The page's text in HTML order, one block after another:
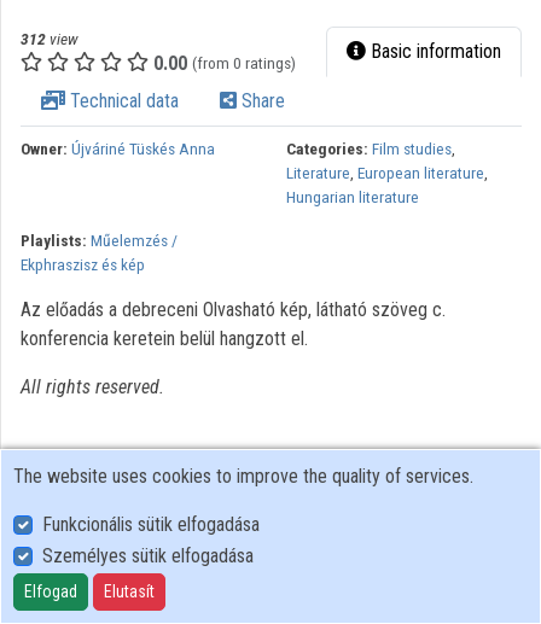
Categories
Organizations
312 view
0.00 (from 0 ratings) Basic information
Technical data Share
Owner: Újváriné Tüskés Anna Categories: Film studies,
Literature, European literature,
Hungarian literature
Playlists: Műelemzés /
Ekphraszisz és kép
Az előadás a debreceni Olvasható kép, látható szöveg c.
konferencia keretein belül hangzott el.
All rights reserved.
User Policy
Adatkezelési tájékoztató (en)
Cookie Policy
The website uses cookies to improve the quality of services.
Funkcionális sütik elfogadása
Személyes sütik elfogadása
Elfogad Elutasít